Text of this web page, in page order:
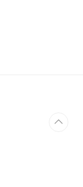
. 역시 퀸스타
프를 시작한 곳